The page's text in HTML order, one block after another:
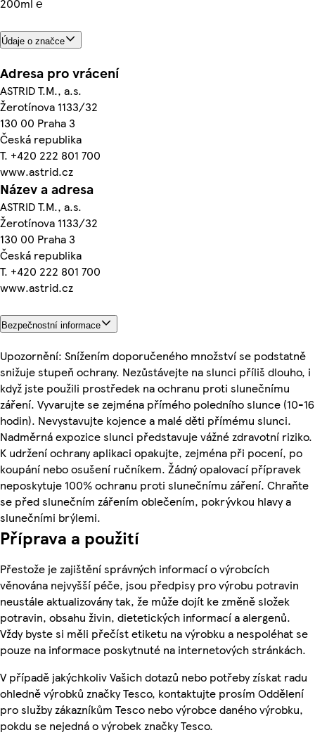
200ml ℮
Údaje o značce
Adresa pro vrácení
ASTRID T.M., a.s.
Žerotínova 1133/32
130 00 Praha 3
Česká republika
T. +420 222 801 700
www.astrid.cz
Název a adresa
ASTRID T.M., a.s.
Žerotínova 1133/32
130 00 Praha 3
Česká republika
T. +420 222 801 700
www.astrid.cz
Bezpečnostní informace
Upozornění: Snížením doporučeného množství se podstatně
snižuje stupeň ochrany. Nezůstávejte na slunci příliš dlouho, i
když jste použili prostředek na ochranu proti slunečnímu
záření. Vyvarujte se zejména přímého poledního slunce (10-16
hodin). Nevystavujte kojence a malé děti přímému slunci.
Nadměrná expozice slunci představuje vážné zdravotní riziko.
K udržení ochrany aplikaci opakujte, zejména při pocení, po
koupání nebo osušení ručníkem. Žádný opalovací přípravek
neposkytuje 100% ochranu proti slunečnímu záření. Chraňte
se před slunečním zářením oblečením, pokrývkou hlavy a
slunečními brýlemi.
Příprava a použití
Přestože je zajištění správných informací o výrobcích
věnována nejvyšší péče, jsou předpisy pro výrobu potravin
neustále aktualizovány tak, že může dojít ke změně složek
potravin, obsahu živin, dietetických informací a alergenů.
Vždy byste si měli přečíst etiketu na výrobku a nespoléhat se
pouze na informace poskytnuté na internetových stránkách.
V případě jakýchkoliv Vašich dotazů nebo potřeby získat radu
ohledně výrobků značky Tesco, kontaktujte prosím Oddělení
pro služby zákazníkům Tesco nebo výrobce daného výrobku,
pokdu se nejedná o výrobek značky Tesco.